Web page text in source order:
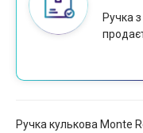
Ручка
Ручка кулькова Monte